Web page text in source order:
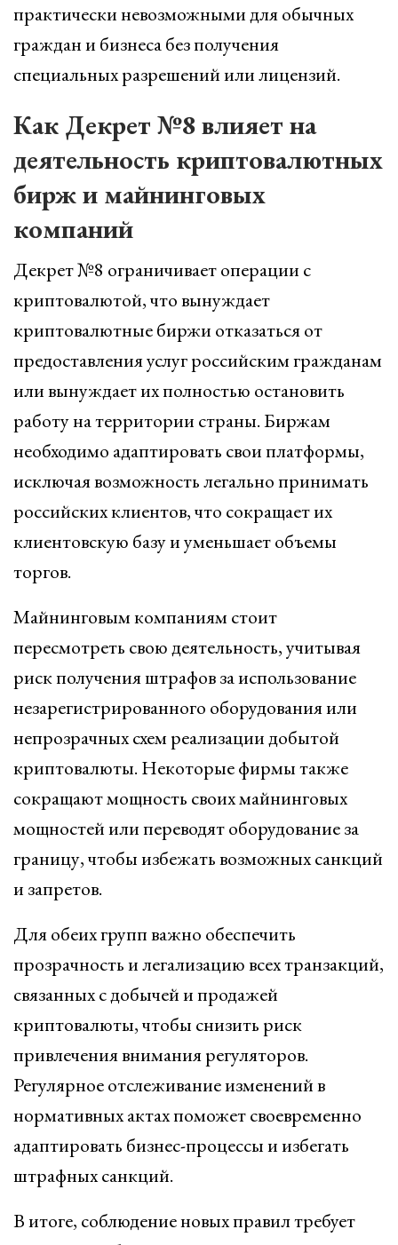
практически невозможными для обычных
граждан и бизнеса без получения
специальных разрешений или лицензий.
Как Декрет №8 влияет на
деятельность криптовалютных
бирж и майнинговых
компаний
Декрет №8 ограничивает операции с
криптовалютой, что вынуждает
криптовалютные биржи отказаться от
предоставления услуг российским гражданам
или вынуждает их полностью остановить
работу на территории страны. Биржам
необходимо адаптировать свои платформы,
исключая возможность легально принимать
российских клиентов, что сокращает их
клиентовскую базу и уменьшает объемы
торгов.
Майнинговым компаниям стоит
пересмотреть свою деятельность, учитывая
риск получения штрафов за использование
незарегистрированного оборудования или
непрозрачных схем реализации добытой
криптовалюты. Некоторые фирмы также
сокращают мощность своих майнинговых
мощностей или переводят оборудование за
границу, чтобы избежать возможных санкций
и запретов.
Для обеих групп важно обеспечить
прозрачность и легализацию всех транзакций,
связанных с добычей и продажей
криптовалюты, чтобы снизить риск
привлечения внимания регуляторов.
Регулярное отслеживание изменений в
нормативных актах поможет своевременно
адаптировать бизнес-процессы и избегать
штрафных санкций.
В итоге, соблюдение новых правил требует